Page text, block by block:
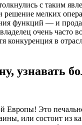
с таким
мелких
функций — и
очень
в
узнавать
Это
или состоит из